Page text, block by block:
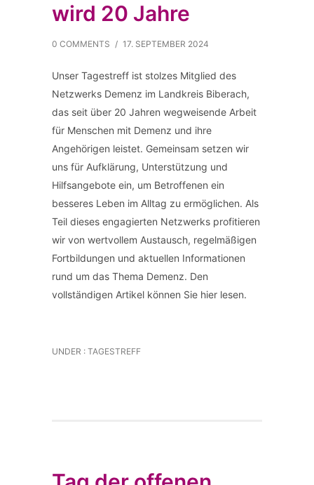
wird 20 Jahre
0 COMMENTS / 17. SEPTEMBER 2024
Unser Tagestreff ist stolzes Mitglied des
Netzwerks Demenz im Landkreis Biberach,
das seit über 20 Jahren wegweisende Arbeit
für Menschen mit Demenz und ihre
Angehörigen leistet. Gemeinsam setzen wir
uns für Aufklärung, Unterstützung und
Hilfsangebote ein, um Betroffenen ein
besseres Leben im Alltag zu ermöglichen. Als
Teil dieses engagierten Netzwerks profitieren
wir von wertvollem Austausch, regelmäßigen
Fortbildungen und aktuellen Informationen
rund um das Thema Demenz. Den
vollständigen Artikel können Sie hier lesen.
UNDER : TAGESTREFF